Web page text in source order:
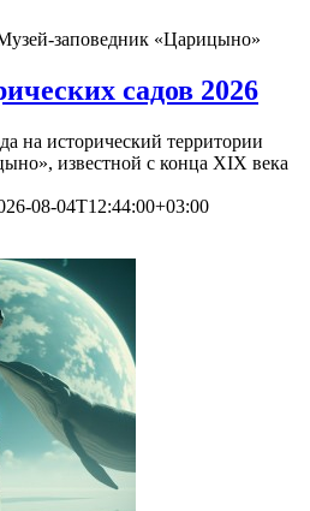
заповедник «Царицыно»
садов 2026
на исторический территории
известной с конца XIX века
08-04T12:44:00+03:00